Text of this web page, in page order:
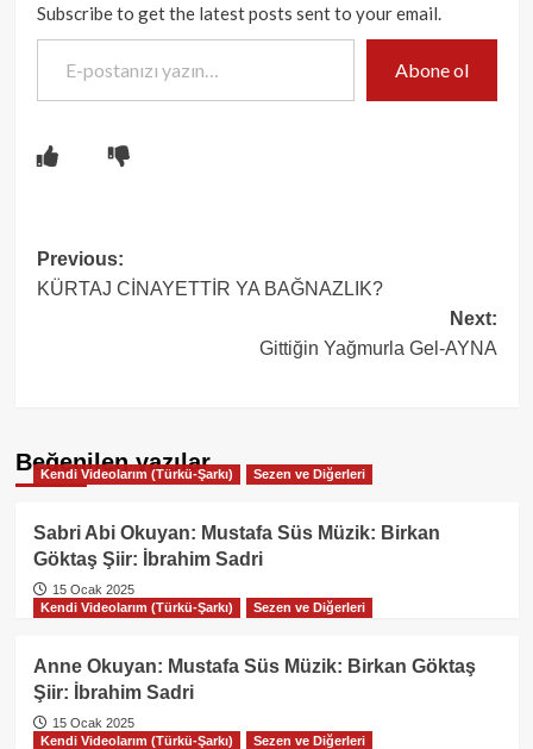
Subscribe to get the latest posts sent to your email.
E-postanızı yazın…
Abone ol
Post
navigation
Previous:
KÜRTAJ CİNAYETTİR YA BAĞNAZLIK?
Next:
Gittiğin Yağmurla Gel-AYNA
Beğenilen yazılar
Kendi Videolarım (Türkü-Şarkı) Sezen ve Diğerleri
Sabri Abi Okuyan: Mustafa Süs Müzik: Birkan
Göktaş Şiir: İbrahim Sadri
15 Ocak 2025
Kendi Videolarım (Türkü-Şarkı)
Sezen ve Diğerleri
Anne Okuyan: Mustafa Süs Müzik: Birkan Göktaş
Şiir: İbrahim Sadri
15 Ocak 2025
Kendi Videolarım (Türkü-Şarkı)
Sezen ve Diğerleri